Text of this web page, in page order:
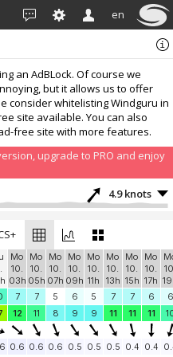
en
an AdBLock. Of course we
but it allows us to offer
consider whitelisting Windguru in
site available. You can also
free site with more features.
upgrade to PRO and enjoy
4.9 knots
8.1 knots
3.5 knots
2.2 knots
Mo
10.
03h
Mo
10.
05h
Mo
10.
07h
Mo
10.
09h
Mo
10.
11h
Mo
10.
13h
Mo
10.
15h
Mo
10.
17h
7 7 5 6 5 7 7 6
6
12 11 8 9 9 11 11 11
0.6 0.6 0.6 0.5 0.5 0.5 0.4 0.4